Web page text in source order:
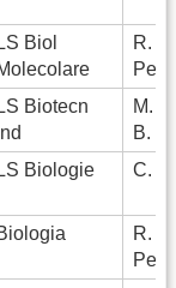
LS Biol
R.
LS Biotecn
Ind
M.
B.
LS Biologie C.
R.